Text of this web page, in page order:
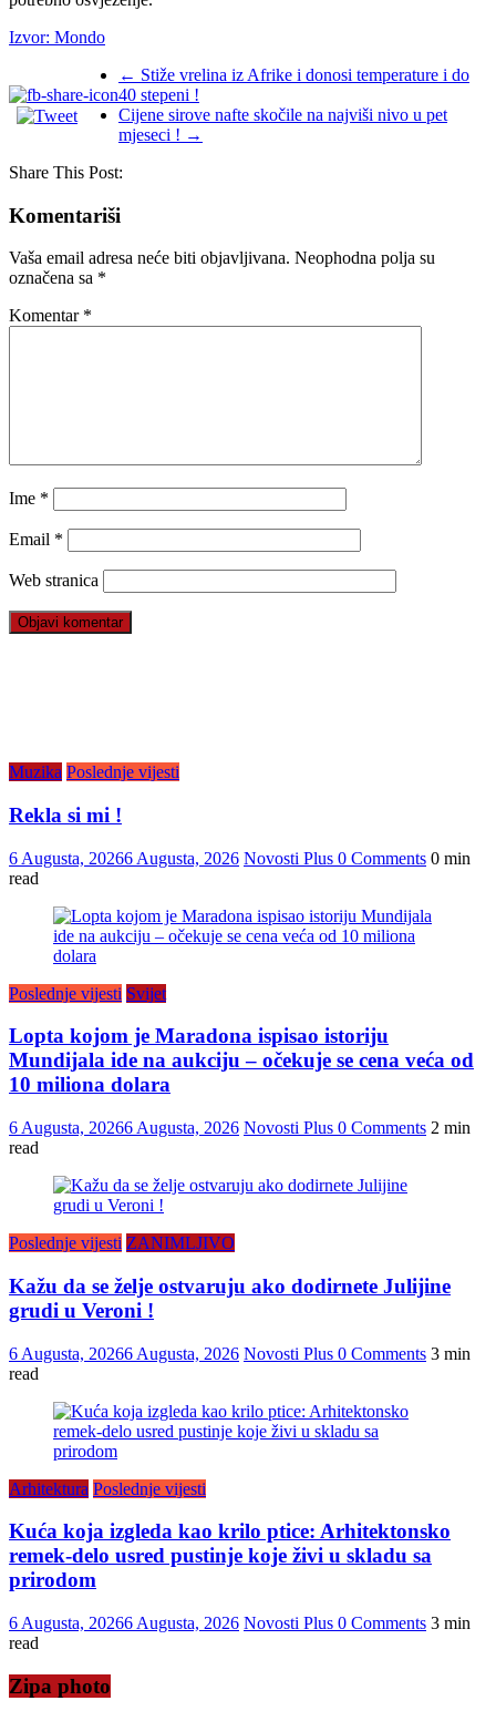
Izvor: Mondo
← Stiže vrelina iz Afrike i donosi temperature i do
40 stepeni !
Cijene sirove nafte skočile na najviši nivo u pet
mjeseci ! →
Share This Post:
Komentariši
Vaša email adresa neće biti objavljivana. Neophodna polja su
označena sa *
Komentar *
Ime *
Email *
Web stranica
Muzika Poslednje vijesti
Rekla si mi !
6 Augusta, 20266 Augusta, 2026 Novosti Plus 0 Comments 0 min
read
Poslednje vijesti Svijet
Lopta kojom je Maradona ispisao istoriju
Mundijala ide na aukciju – očekuje se cena veća od
10 miliona dolara
6 Augusta, 20266 Augusta, 2026 Novosti Plus 0 Comments 2 min
read
Poslednje vijesti ZANIMLJIVO
Kažu da se želje ostvaruju ako dodirnete Julijine
grudi u Veroni !
6 Augusta, 20266 Augusta, 2026 Novosti Plus 0 Comments 3 min
read
Arhitektura Poslednje vijesti
Kuća koja izgleda kao krilo ptice: Arhitektonsko
remek-delo usred pustinje koje živi u skladu sa
prirodom
6 Augusta, 20266 Augusta, 2026 Novosti Plus 0 Comments 3 min
read
Zipa photo